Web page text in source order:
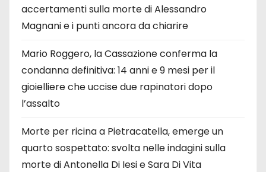
accertamenti sulla morte di Alessandro
Magnani e i punti ancora da chiarire
Mario Roggero, la Cassazione conferma la
condanna definitiva: 14 anni e 9 mesi per il
gioielliere che uccise due rapinatori dopo
l’assalto
Morte per ricina a Pietracatella, emerge un
quarto sospettato: svolta nelle indagini sulla
morte di Antonella Di Iesi e Sara Di Vita